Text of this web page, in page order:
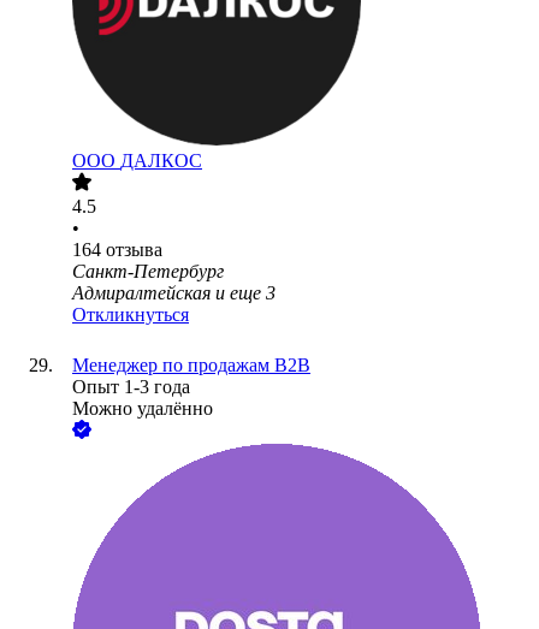
ООО ДАЛКОС
4.5
•
164 отзыва
Санкт-Петербург
Адмиралтейская и еще 3
Откликнуться
Менеджер по продажам B2B
Опыт 1-3 года
Можно удалённо